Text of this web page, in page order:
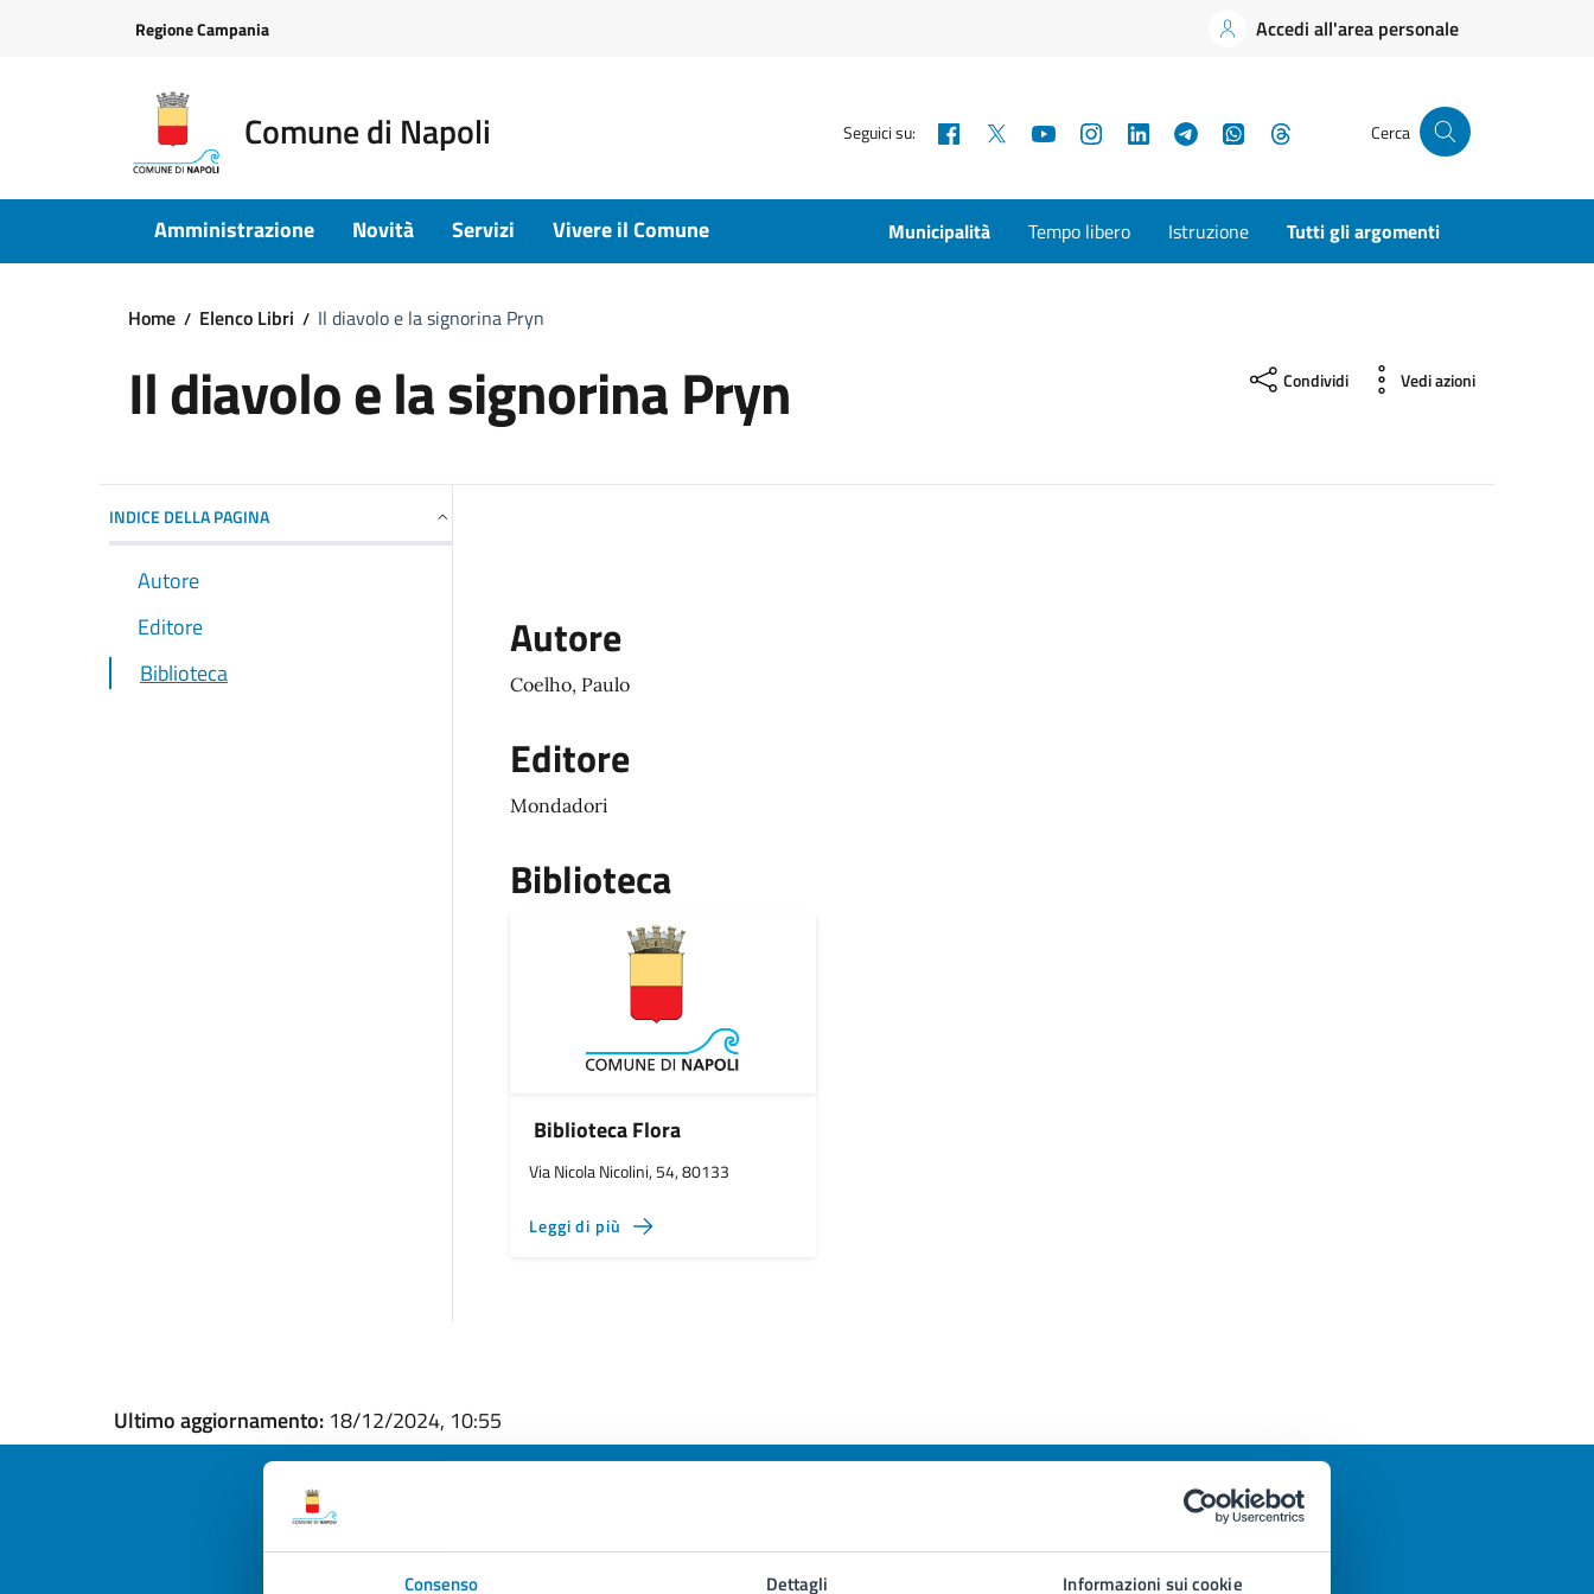
Consenso Dettagli Informazioni sui cookie
Regione Campania Accedi all'area personale
Comune di Napoli Seguici su: Facebook YouTubeInstagramLinkedInTelegramWhatsApp Cerca
Amministrazione Novità Servizi Vivere il Comune Municipalità Tempo libero Istruzione Tutti gli argomenti
Home Elenco Libri Il diavolo e la signorina Pryn
Il diavolo e la signorina Pryn Condividi Vedi azioni
INDICE DELLA PAGINA
Autore
Editore
Biblioteca
Autore
Coelho, Paulo
Editore
Mondadori
Biblioteca
Biblioteca Flora
Via Nicola Nicolini, 54, 80133
Leggi di più
Ultimo aggiornamento: 18/12/2024, 10:55